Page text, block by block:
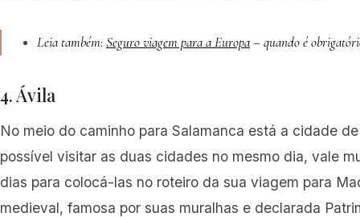
Leia também:Seguro viagem para a Europa– quando é
4. Ávila
No meio do caminho para Salamanca está a cidade
possível visitar as duas cidades no mesmo dia, vale
dias para colocá-las no roteiro da sua viagem para
medieval, famosa por suas muralhas e declarada